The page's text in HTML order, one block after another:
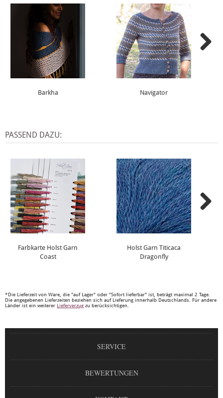
Barkha Navigator
PASSEND DAZU:
Farbkarte Holst Garn
Coast
Holst Garn Titicaca
Dragonfly
*Die Lieferzeit von Ware, die "auf Lager" oder "Sofort lieferbar" ist, beträgt maximal 2 Tage.
Die angegebenen Lieferzeiten beziehen sich auf Lieferung innerhalb Deutschlands. Für andere
Länder ist ein weiterer Lieferverzug zu berücksichtigen.
SERVICE
BEWERTUNGEN